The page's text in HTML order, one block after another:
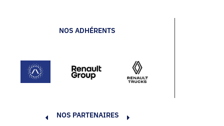
NOS ADHÉRENTS
NOS PARTENAIRES